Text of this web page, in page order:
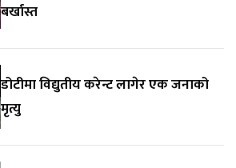
बर्खास्त
डोटीमा विद्युतीय करेन्ट लागेर एक जनाको
मृत्यु